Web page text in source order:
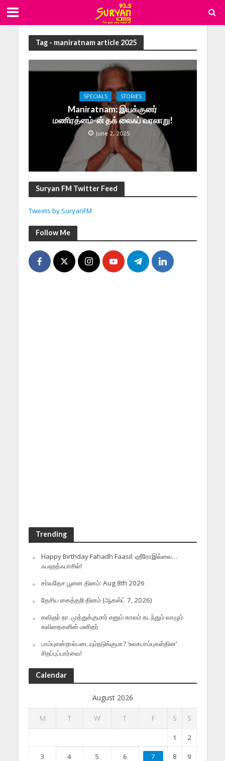
Tag - maniratnam article 2025
SPECIALS STORIES
Maniratnam: இயக்குனர்
மணிரத்னம்-ன் தக் லைஃப் வரலாறு!
June 2, 2025
Suryan FM Twitter Feed
Tweets by SuryanFM
Follow Me
Trending
Happy Birthday Fahadh Faasil: ஹீரோஇல்லை…
ஃபஹத்ஃபாசில்!
சர்வதேச பூனை தினம்: Aug 8th 2026
தேசிய கைத்தறி தினம் (ஆகஸ்ட் 7, 2026)
கவிஞர் நா. முத்துக்குமார் எனும் காலம் கடந்தும் வாழும்
கவிதைகளின் மனிதர்
பாம்புஎன்றால்படையும்நடுங்குமா? ‘உலகபாம்புகள்தின’
சிறப்புப்பார்வை!
Calendar
August 2026
M T W T F S S
1 2
3 4 5 6 7 8 9